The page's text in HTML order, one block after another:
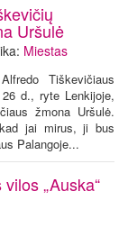
Uršulė
Miestas
Tiškevičiaus
d., ryte Lenkijoje,
žmona Uršulė.
jai mirus, ji bus
Palangoje...
„Auska“